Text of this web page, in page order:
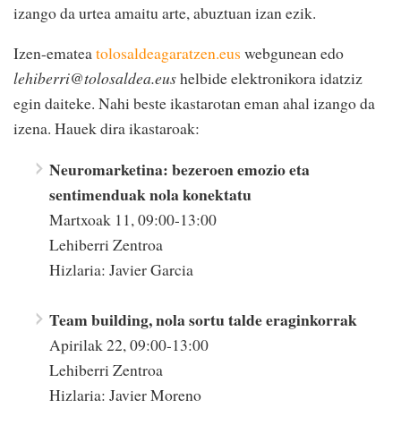
izango da urtea amaitu arte, abuztuan izan ezik.
Izen-emateatolosaldeagaratzen.eus webgunean edo
lehiberri@tolosaldea.eushelbide elektronikora idatziz
egin daiteke. Nahi beste ikastarotan eman ahal izango da
izena. Hauek dira ikastaroak:
Neuromarketina: bezeroen emozio eta
sentimenduak nola konektatu
Martxoak 11, 09:00-13:00
Lehiberri Zentroa
Hizlaria: Javier Garcia
Team building, nola sortu talde eraginkorrak
Apirilak 22, 09:00-13:00
Lehiberri Zentroa
Hizlaria: Javier Moreno